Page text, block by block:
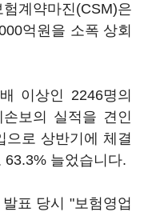
계약마진(CSM)은
억원을 소폭 상회
이상인 2246명의
보의 실적을 견인
으로 상반기에 체결
늘었습니다.
표 당시 "보험영업